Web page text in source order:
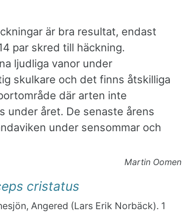
är bra resultat, endast
par skred till häckning.
ljudliga vanor under
skulkare och det finns åtskilliga
där arten inte
under året. De senaste årens
under sensommar och
Martin Oomen
cristatus
Angered (Lars Erik Norbäck). 1